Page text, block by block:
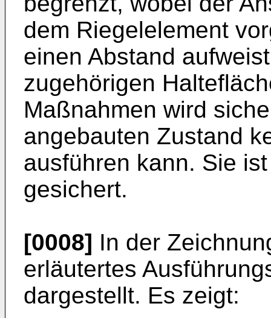
dem Riegelelement
einen Abstand
zugehörigen
Maßnahmen wird
angebauten Zustand
ausführen kann. Sie
gesichert.
[0008] In der
erläutertes
dargestellt. Es zeigt: